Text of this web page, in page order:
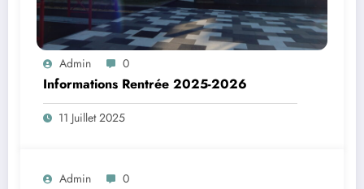
Admin 0
Informations Rentrée 2025-2026
11 Juillet 2025
Admin 0